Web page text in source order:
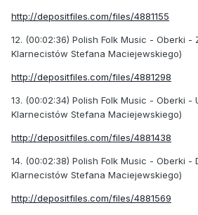
http://depositfiles.com/files/4881155
12. (00:02:36) Polish Folk Music - Oberki -
Klarnecistów Stefana Maciejewskiego)
http://depositfiles.com/files/4881298
13. (00:02:34) Polish Folk Music - Oberki -
Klarnecistów Stefana Maciejewskiego)
http://depositfiles.com/files/4881438
14. (00:02:38) Polish Folk Music - Oberki -
Klarnecistów Stefana Maciejewskiego)
http://depositfiles.com/files/4881569